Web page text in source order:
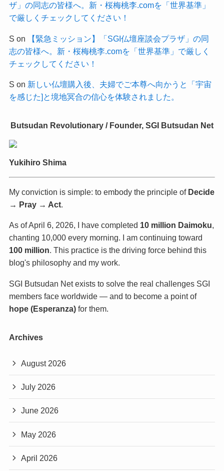
ザ」の同志の皆様へ。新・桜梅桃李.comを「世界基準」
で厳しくチェックしてください！
S on
【緊急ミッション】「SGI仏壇座談会プラザ」の同
志の皆様へ。新・桜梅桃李.comを「世界基準」で厳しく
チェックしてください！
S on 新しい仏壇購入後、夫婦でご本尊へ向かうと「宇宙
を感じた]と境地冥合の信心を体験されました。
Butsudan Revolutionary / Founder, SGI Butsudan Net
Yukihiro Shima
My conviction is simple: to embody the principle of Decide
→ Pray → Act.
As of April 6, 2026, I have completed 10 million Daimoku,
chanting 10,000 every morning. I am continuing toward
100 million. This practice is the driving force behind this
blog's philosophy and my work.
SGI Butsudan Net exists to solve the real challenges SGI
members face worldwide — and to become a point of
hope (Esperanza)for them.
Archives
August 2026
July 2026
June 2026
May 2026
April 2026